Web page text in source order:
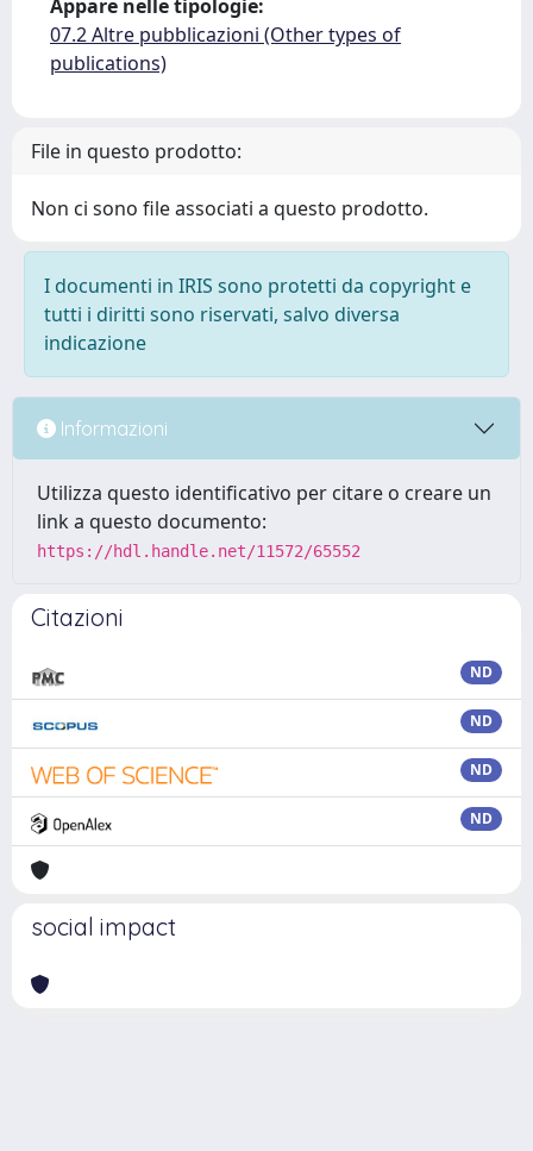
Appare nelle tipologie:
07.2 Altre pubblicazioni (Other types of
publications)
File in questo prodotto:
Non ci sono file associati a questo prodotto.
I documenti in IRIS sono protetti da copyright e
tutti i diritti sono riservati, salvo diversa
indicazione
Informazioni
Utilizza questo identificativo per citare o creare un
link a questo documento:
https://hdl.handle.net/11572/65552
Citazioni
ND
ND
ND
ND
social impact